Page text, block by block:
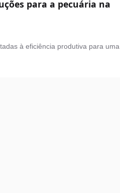
para a pecuária na
à eficiência produtiva para uma